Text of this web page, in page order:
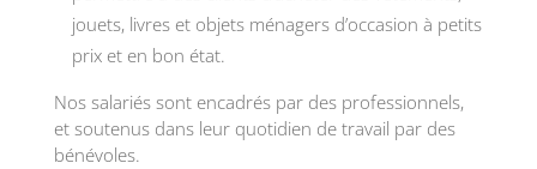
jouets, livres et objets ménagers d’occasion à petits
prix et en bon état.
Nos salariés sont encadrés par des professionnels,
et soutenus dans leur quotidien de travail par des
bénévoles.